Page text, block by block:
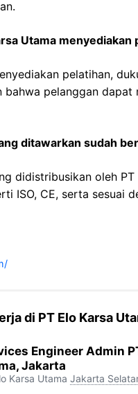
Utama
pelatihan,
bahwa pelanggan
ditawarkan sudah
didistribusikan oleh
ISO, CE, serta sesuai
di PT Elo Karsa
Engineer Admin
Jakarta
Karsa Utama Jakarta